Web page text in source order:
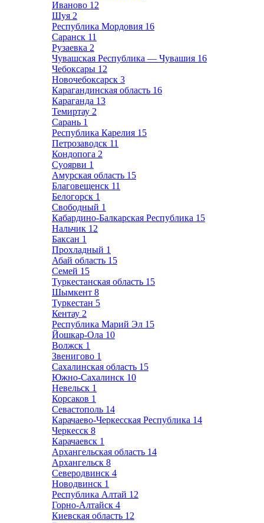
Иваново 12
Шуя 2
Республика Мордовия 16
Саранск 11
Рузаевка 2
Чувашская Республика — Чувашия 16
Чебоксары 12
Новочебоксарск 3
Карагандинская область 16
Караганда 13
Темиртау 2
Сарань 1
Республика Карелия 15
Петрозаводск 11
Кондопога 2
Суоярви 1
Амурская область 15
Благовещенск 11
Белогорск 1
Свободный 1
Кабардино-Балкарская Республика 15
Нальчик 12
Баксан 1
Прохладный 1
Абай область 15
Семей 15
Туркестанская область 15
Шымкент 8
Туркестан 5
Кентау 2
Республика Марий Эл 15
Йошкар-Ола 10
Волжск 1
Звенигово 1
Сахалинская область 15
Южно-Сахалинск 10
Невельск 1
Корсаков 1
Севастополь 14
Карачаево-Черкесская Республика 14
Черкесск 8
Карачаевск 1
Архангельская область 14
Архангельск 8
Северодвинск 4
Новодвинск 1
Республика Алтай 12
Горно-Алтайск 4
Киевская область 12